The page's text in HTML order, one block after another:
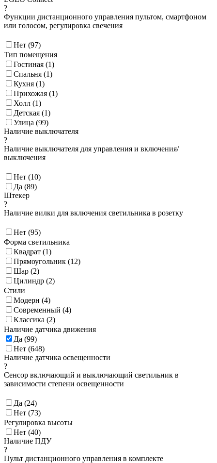
?
Функции дистанционного управления пультом, смартфоном
или голосом, регулировка свечения
Нет (97)
Тип помещения
Гостиная (1)
Спальня (1)
Кухня (1)
Прихожая (1)
Холл (1)
Детская (1)
Улица (99)
Наличие выключателя
?
Наличие выключателя для управления и включения/
выключения
Нет (10)
Да (89)
Штекер
?
Наличие вилки для включения светильника в розетку
Нет (95)
Форма светильника
Квадрат (1)
Прямоугольник (12)
Шар (2)
Цилиндр (2)
Стили
Модерн (4)
Современный (4)
Классика (2)
Наличие датчика движения
Да (99)
Нет (648)
Наличие датчика освещенности
?
Сенсор включающий и выключающий светильник в
зависимости степени освещенности
Да (24)
Нет (73)
Регулировка высоты
Нет (40)
Наличие ПДУ
?
Пульт дистанционного управления в комплекте